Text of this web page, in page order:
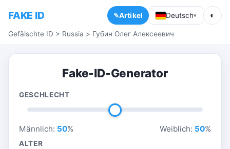
FAKE ID Artikel Deutsch▾ ◐
Gefälschte ID > Russia > Губин Олег Алексеевич
Fake-ID-Generator
GESCHLECHT
Männlich: 50% Weiblich: 50%
ALTER